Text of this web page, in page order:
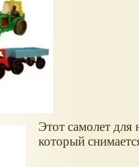
Этот самолет
который